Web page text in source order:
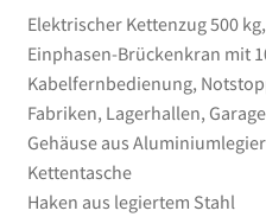
Notstopp,
2-
in-
1
Elektrokettenzug
für
Fabriken,
Elektrischer Kettenzug 500
Einphasen-Brückenkran mit
Kabelfernbedienung,
Fabriken, Lagerhallen,
Gehäuse aus
Kettentasche
Haken aus legiertem Stahl